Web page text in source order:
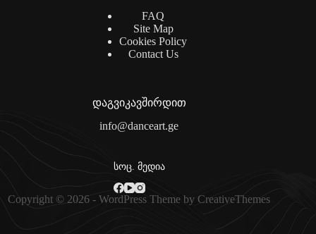
FAQ
Site Map
Cookies Policy
Contact Us
დაგვიკავშირდით
info@danceart.ge
სოც. მედია
Copyright © 2026 - WordPress Theme by CreativeThemes